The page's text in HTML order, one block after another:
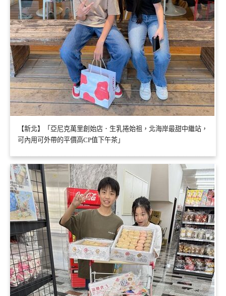
【新北】「亞尼克萬里創始店．生乳捲始祖，北海岸最甜中繼站，
可內用可外帶的平價高CP值下午茶」